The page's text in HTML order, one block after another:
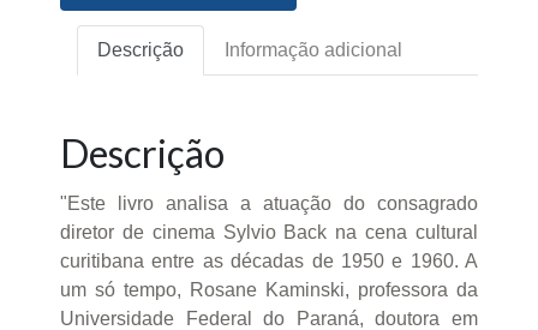
Descrição Informação adicional
Descrição
"Este livro analisa a atuação do consagrado
diretor de cinema Sylvio Back na cena cultural
curitibana entre as décadas de 1950 e 1960. A
um só tempo, Rosane Kaminski, professora da
Universidade Federal do Paraná, doutora em